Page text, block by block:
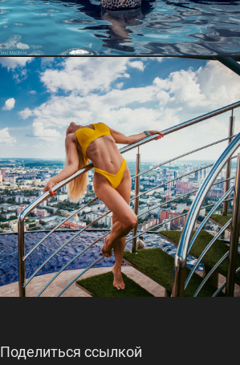
Поделиться ссылкой